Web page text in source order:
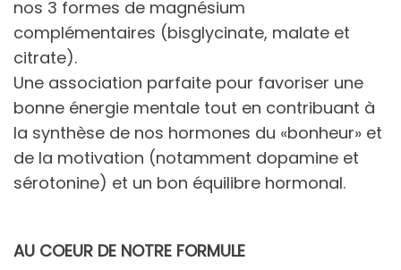
nos 3 formes de magnésium
complémentaires (bisglycinate, malate et
citrate).
Une association parfaite pour favoriser une
bonne énergie mentale tout en contribuant à
la synthèse de nos hormones du «bonheur» et
de la motivation (notamment dopamine et
sérotonine) et un bon équilibre hormonal.
AU COEUR DE NOTRE FORMULE